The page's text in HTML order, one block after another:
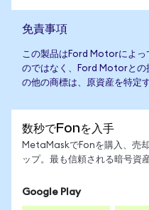
免責事項
この製品はFord Motorによっ
のではなく、Ford Motorとの
の他の商標は、原資産を特定
数秒でFonを入手
MetaMaskでFonを購入、売
ップ。最も信頼される暗号資
Google Play